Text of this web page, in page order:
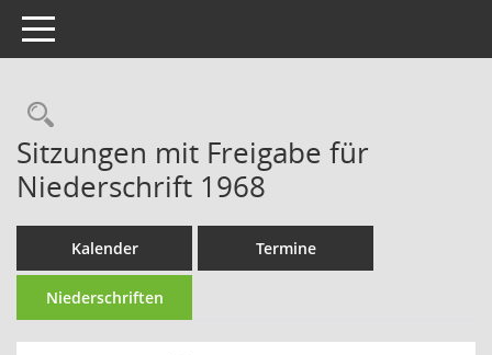
Toggle navigation
Rechercheauswahl
Sitzungen mit Freigabe für
Niederschrift 1968
Kalender Termine
Niederschriften